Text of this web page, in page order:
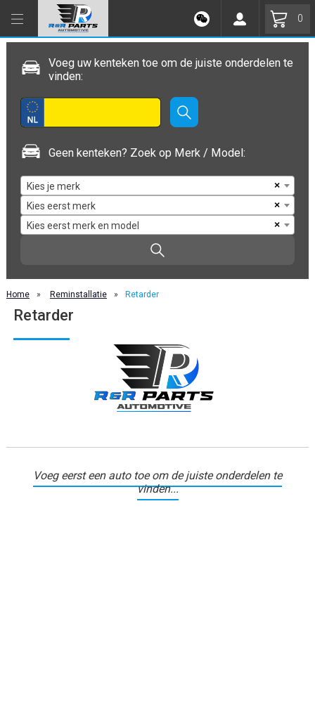
0
Voeg uw kenteken toe om de juiste onderdelen te
vinden:
Geen kenteken? Zoek op Merk / Model:
×
Kies je merk
×
Kies eerst merk
×
Kies eerst merk en model
Home » Reminstallatie » Retarder
Retarder
Voeg eerst een auto toe om de juiste onderdelen te
vinden...